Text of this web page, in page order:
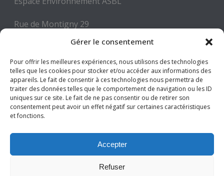
Gérer le consentement
Pour offrir les meilleures expériences, nous utilisons des technologies
telles que les cookies pour stocker et/ou accéder aux informations des
appareils. Le fait de consentir à ces technologies nous permettra de
traiter des données telles que le comportement de navigation ou les ID
uniques sur ce site. Le fait de ne pas consentir ou de retirer son
consentement peut avoir un effet négatif sur certaines caractéristiques
et fonctions.
Accepter
Refuser
Rue de Montigny 29
6000 CHARLEROI
Tél: +32 71 300 300
Mail: info@espace-environnement.be
TVA BE 0416.116.340